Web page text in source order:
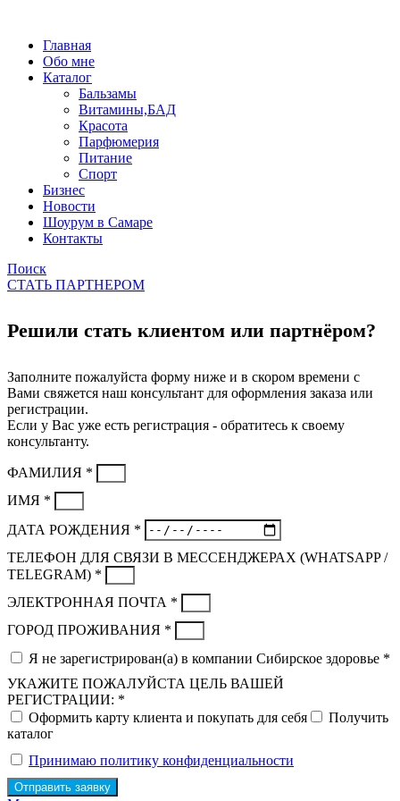
Главная
Обо мне
Каталог
Бальзамы
Витамины,БАД
Красота
Парфюмерия
Питание
Спорт
Бизнес
Новости
Шоурум в Самаре
Контакты
Поиск
СТАТЬ ПАРТНЕРОМ
Решили стать клиентом или партнёром?
Заполните пожалуйста форму ниже и в скором времени с
Вами свяжется наш консультант для оформления заказа или
регистрации.
Если у Вас уже есть регистрация - обратитесь к своему
консультанту.
ФАМИЛИЯ *
ИМЯ *
ДАТА РОЖДЕНИЯ *
ТЕЛЕФОН ДЛЯ СВЯЗИ В МЕССЕНДЖЕРАХ (WHATSAPP /
TELEGRAM) *
ЭЛЕКТРОННАЯ ПОЧТА *
ГОРОД ПРОЖИВАНИЯ *
Я не зарегистрирован(а) в компании Сибирское здоровье *
УКАЖИТЕ ПОЖАЛУЙСТА ЦЕЛЬ ВАШЕЙ
РЕГИСТРАЦИИ: *
Оформить карту клиента и покупать для себя
Получить
каталог
Принимаю политику конфиденциальности
Отправить заявку